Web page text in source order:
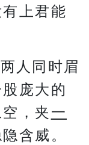
上君能
人同时眉
庞大的
，夹 一
含威。